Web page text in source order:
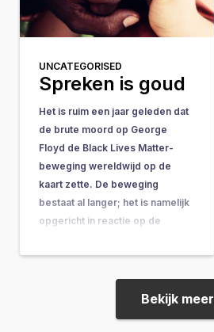
UNCATEGORISED
Spreken is goud
Het is ruim een jaar geleden dat
de brute moord op George
Floyd de Black Lives Matter-
beweging wereldwijd op de
kaart zette. De beweging
bestaat al langer; het is namelijk
opgericht in reactie op de
jarige Trayvon Martin in 2012 op
Bekijk meer